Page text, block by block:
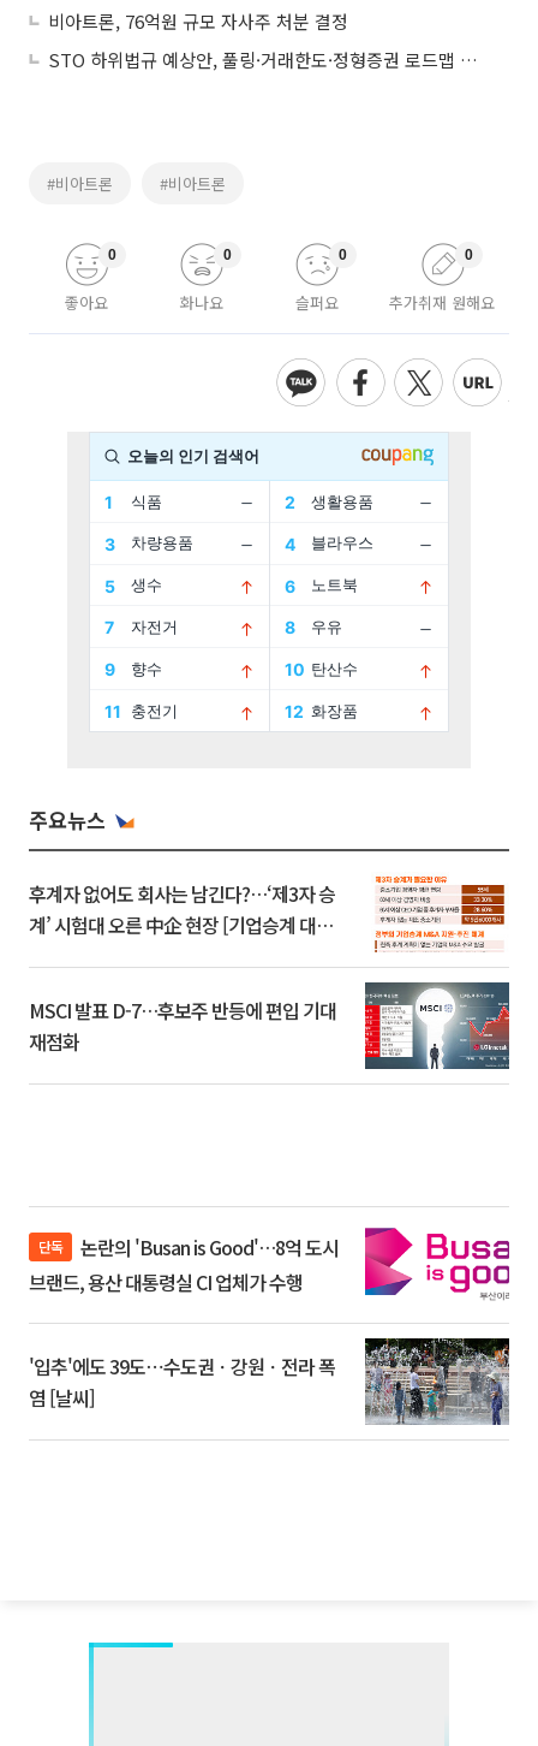
비아트론, 76억원 규모 자사주 처분 결정
STO 하위법규 예상안, 풀링·거래한도·정형증권 로드맵 제시
#비아트론 #비아트론
좋아요
0
화나요
0
슬퍼요
0
추가취재 원해요
0
주요뉴스
후계자 없어도 회사는 남긴다?…‘제3자 승
계’ 시험대 오른 中企 현장 [기업승계 대전
MSCI 발표 D-7…후보주 반등에 편입 기대
재점화
단독
브랜드, 용산 대통령실 CI 업체가 수행
'입추'에도 39도⋯수도권ㆍ강원ㆍ전라 폭
염 [날씨]